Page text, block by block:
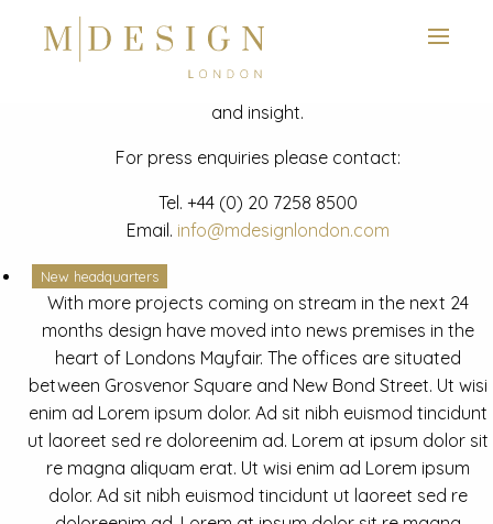
News
Latest mdesign development project and advisory news
and insight.
For press enquiries please contact:
Tel. +44 (0) 20 7258 8500
Email. info@mdesignlondon.com
New headquarters
With more projects coming on stream in the next 24
months design have moved into news premises in the
heart of Londons Mayfair. The offices are situated
between Grosvenor Square and New Bond Street. Ut wisi
enim ad Lorem ipsum dolor. Ad sit nibh euismod tincidunt
ut laoreet sed re doloreenim ad. Lorem at ipsum dolor sit
re magna aliquam erat. Ut wisi enim ad Lorem ipsum
dolor. Ad sit nibh euismod tincidunt ut laoreet sed re